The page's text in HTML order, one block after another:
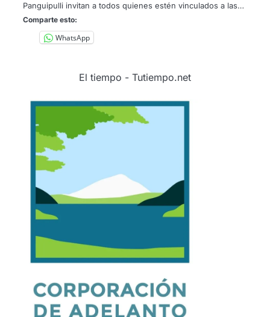
Panguipulli invitan a todos quienes estén vinculados a las…
Comparte esto:
WhatsApp
El tiempo - Tutiempo.net